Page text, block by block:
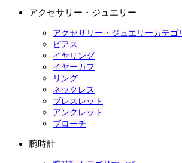
アクセサリー・ジュエリー
アクセサリー・ジュエリーカテゴ
ピアス
イヤリング
イヤーカフ
リング
ネックレス
ブレスレット
アンクレット
ブローチ
腕時計